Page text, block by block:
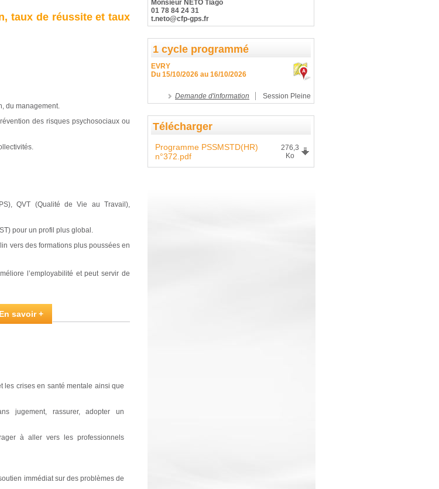
taux de réussite et taux
du management.
des risques psychosociaux ou
QVT (Qualité de Vie au Travail),
pour un profil plus global.
vers des formations plus poussées en
l’employabilité et peut servir de
En savoir +
les crises en santé mentale ainsi que
jugement, rassurer, adopter un
à aller vers les professionnels
immédiat sur des problèmes de
Monsieur NETO Tiago
01 78 84 24 31
t.neto@cfp-gps.fr
1 cycle programmé
EVRY
Du 15/10/2026 au 16/10/2026
Demande d'information Session Pleine
Télécharger
Programme PSSMSTD(HR)
n°372.pdf
276,3
Ko